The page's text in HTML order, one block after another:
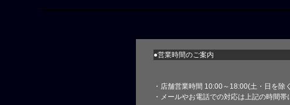
●営業時間のご案内
・店舗営業時間 10:00～18:00(土・日を除
・メールやお電話での対応は上記の時間帯